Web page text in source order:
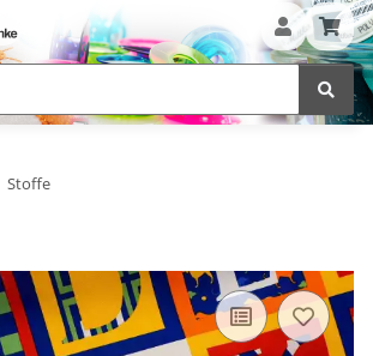
Stoffe